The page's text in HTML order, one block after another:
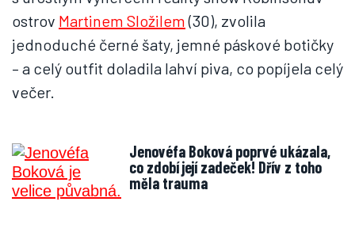
ostrov Martinem Složilem(30), zvolila
jednoduché černé šaty, jemné páskové botičky
– a celý outfit doladila lahví piva, co popíjela celý
večer.
Jenovéfa Boková poprvé ukázala,
co zdobí její zadeček! Dřív z toho
měla trauma